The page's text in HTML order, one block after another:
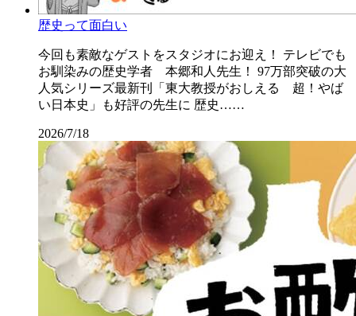
歴史って面白い
今回も素敵なゲストをスタジオにお迎え！ テレビでも
お馴染みの歴史学者 本郷和人先生！ 97万部突破の大
人気シリーズ最新刊「東大教授がおしえる 超！やば
い日本史」も好評の先生に 歴史……
2026/7/18